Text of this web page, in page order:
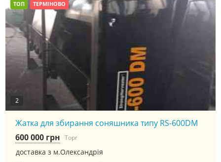
ТОП ТЕРМІНОВО
2
Жатка для збирання соняшника типу RS-600DM
доставка з м.Олександрія
600 000 грн Торг